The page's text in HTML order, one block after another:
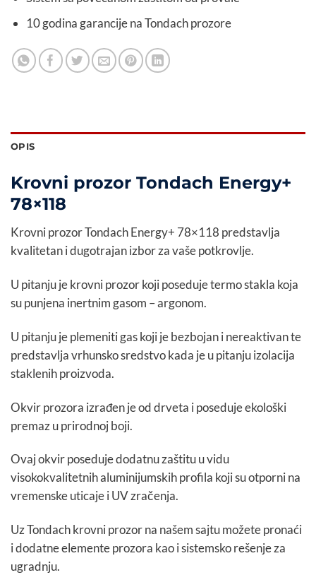
10 godina garancije na Tondach prozore
OPIS
Krovni prozor Tondach Energy+
78×118
Krovni prozor Tondach Energy+ 78×118 predstavlja
kvalitetan i dugotrajan izbor za vaše potkrovlje.
U pitanju je krovni prozor koji poseduje termo stakla koja
su punjena inertnim gasom – argonom.
U pitanju je plemeniti gas koji je bezbojan i nereaktivan te
predstavlja vrhunsko sredstvo kada je u pitanju izolacija
staklenih proizvoda.
Okvir prozora izrađen je od drveta i poseduje ekološki
premaz u prirodnoj boji.
Ovaj okvir poseduje dodatnu zaštitu u vidu
visokokvalitetnih aluminijumskih profila koji su otporni na
vremenske uticaje i UV zračenja.
Uz Tondach krovni prozor na našem sajtu možete pronaći
i dodatne elemente prozora kao i sistemsko rešenje za
ugradnju.